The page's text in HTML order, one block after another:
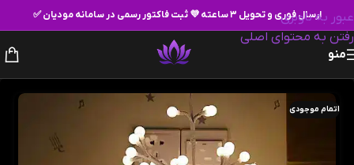
عبور به ناوبری
رفتن به محتوای اصلی
ارسال فوری و تحویل ۳ ساعته 💜 ثبت فاکتور رسمی در سامانه مودیان ✅
منو
اتمام موجودی